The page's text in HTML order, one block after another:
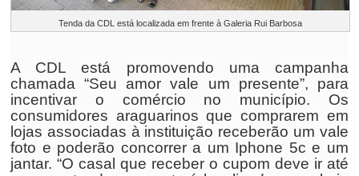
Tenda da CDL está localizada em frente à Galeria Rui Barbosa
A CDL está promovendo uma campanha
chamada “Seu amor vale um presente”, para
incentivar o comércio no município. Os
consumidores araguarinos que comprarem em
lojas associadas à instituição receberão um vale
foto e poderão concorrer a um Iphone 5c e um
jantar. “O casal que receber o cupom deve ir até